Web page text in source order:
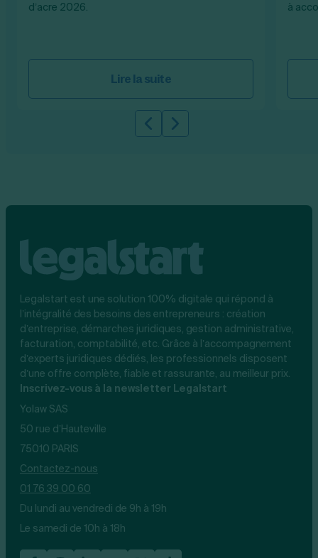
d’acre 2026.
Lire la suite
à
Slide précédente
Slide suivante
Legalstart est une solution 100% digitale qui répond à
l’intégralité des besoins des entrepreneurs : création
d’entreprise, démarches juridiques, gestion administrative,
facturation, comptabilité, etc. Grâce à l’accompagnement
d’experts juridiques dédiés, les professionnels disposent
d’une offre complète, fiable et rassurante, au meilleur prix.
Inscrivez-vous à la newsletter Legalstart
Yolaw SAS
50 rue d’Hauteville
75010 PARIS
Contactez-nous
01 76 39 00 60
Du lundi au vendredi de 9h à 19h
Le samedi de 10h à 18h